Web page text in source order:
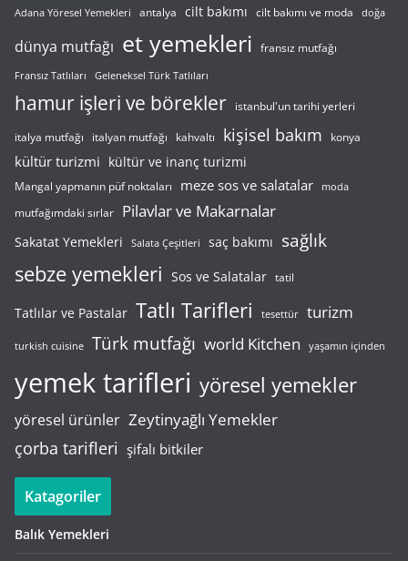
Adana Yöresel Yemekleri antalya cilt bakımı cilt bakımı ve moda doğa
dünya mutfağı et yemekleri fransız mutfağı
Fransız Tatlıları Geleneksel Türk Tatlıları
hamur işleri ve börekler istanbul'un tarihi yerleri
italya mutfağı italyan mutfağı kahvaltı kişisel bakım konya
kültür turizmi kültür ve inanç turizmi
Mangal yapmanın püf noktaları meze sos ve salatalar moda
mutfağımdaki sırlar Pilavlar ve Makarnalar
Sakatat Yemekleri Salata Çeşitleri saç bakımı sağlık
sebze yemekleri Sos ve Salatalar tatil
Tatlılar ve Pastalar Tatlı Tarifleri tesettür turizm
turkish cuisine Türk mutfağı world Kitchen yaşamın içinden
yemek tarifleri yöresel yemekler
yöresel ürünler Zeytinyağlı Yemekler
çorba tarifleri şifalı bitkiler
Katagoriler
Balık Yemekleri